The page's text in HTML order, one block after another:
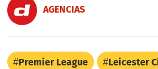
AGENCIAS
Premier League Leicester